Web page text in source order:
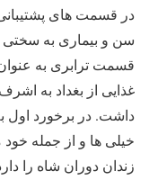
در قسمت های
قسمت ترابری به عنوان
غذایی از بغداد به
داشت. در برخورد اول
خیلی ها و از جمله
زندان دوران شاه را